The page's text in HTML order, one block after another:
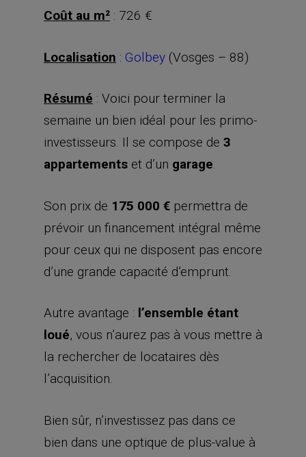
Coût au m² : 726 €
Localisation : Golbey (Vosges – 88)
Résumé : Voici pour terminer la
semaine un bien idéal pour les primo-
investisseurs. Il se compose de 3
appartements et d’un garage.
Son prix de 175 000 € permettra de
prévoir un financement intégral même
pour ceux qui ne disposent pas encore
d’une grande capacité d’emprunt.
Autre avantage : l’ensemble étant
loué, vous n’aurez pas à vous mettre à
la rechercher de locataires dès
l’acquisition.
Bien sûr, n’investissez pas dans ce
bien dans une optique de plus-value à